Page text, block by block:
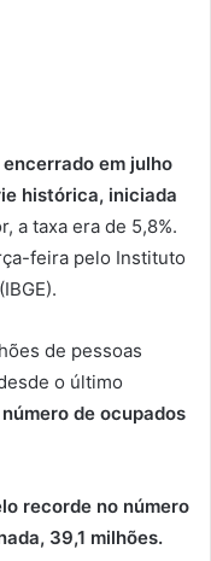
em julho
histórica, iniciada
a taxa era de 5,8%.
feira pelo Instituto
de pessoas
o último
de ocupados
recorde no número
39,1 milhões.